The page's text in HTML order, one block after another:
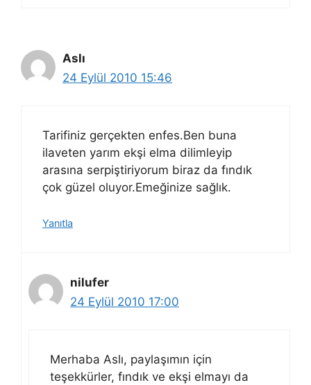
Aslı
24 Eylül 2010 15:46
Tarifiniz gerçekten enfes.Ben buna
ilaveten yarım ekşi elma dilimleyip
arasına serpiştiriyorum biraz da fındık
çok güzel oluyor.Emeğinize sağlık.
Yanıtla
nilufer
24 Eylül 2010 17:00
Merhaba Aslı, paylaşımın için
teşekkürler, fındık ve ekşi elmayı da